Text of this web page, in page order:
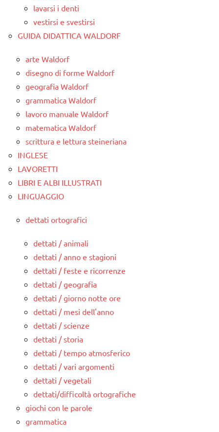
lavarsi i denti
vestirsi e svestirsi
GUIDA DIDATTICA WALDORF
arte Waldorf
disegno di forme Waldorf
geografia Waldorf
grammatica Waldorf
lavoro manuale Waldorf
matematica Waldorf
scrittura e lettura steineriana
INGLESE
LAVORETTI
LIBRI E ALBI ILLUSTRATI
LINGUAGGIO
dettati ortografici
dettati / animali
dettati / anno e stagioni
dettati / feste e ricorrenze
dettati / geografia
dettati / giorno notte ore
dettati / mesi dell'anno
dettati / scienze
dettati / storia
dettati / tempo atmosferico
dettati / vari argomenti
dettati / vegetali
dettati/difficoltà ortografiche
giochi con le parole
grammatica